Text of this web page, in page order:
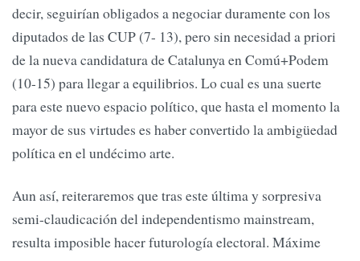
decir, seguirían obligados a negociar duramente con los
diputados de las CUP (7- 13), pero sin necesidad a priori
de la nueva candidatura de Catalunya en Comú+Podem
(10-15) para llegar a equilibrios. Lo cual es una suerte
para este nuevo espacio político, que hasta el momento la
mayor de sus virtudes es haber convertido la ambigüedad
política en el undécimo arte.
Aun así, reiteraremos que tras este última y sorpresiva
semi-claudicación del independentismo mainstream,
resulta imposible hacer futurología electoral. Máxime